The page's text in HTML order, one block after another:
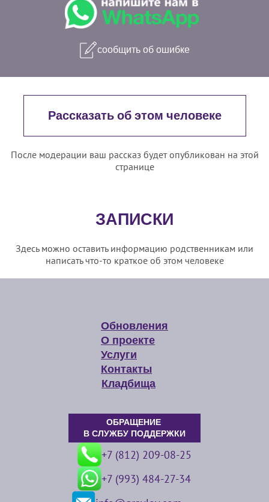
сообщить об ошибке
Рассказать об этом человеке
После модерации ваш рассказ будет опубликован на этой
странице
ЗАПИСКИ
Здесь можно оставить информацию родственникам или
написать что-то краткое об этом человеке
Обновления
О проекте
Услуги
Контакты
Кладбища
ОБРАЩЕНИЕ
В СЛУЖБУ ПОДДЕРЖКИ
+7 (812) 209-08-25
+7 (993) 484-27-34